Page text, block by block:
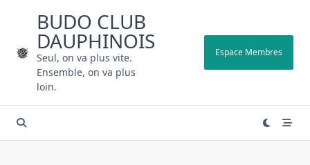
BUDO CLUB
DAUPHINOIS
Seul, on va plus vite.
Ensemble, on va plus
loin.
Espace Membres